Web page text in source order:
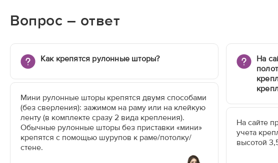
Вопрос – ответ
Как крепятся рулонные шторы?
Мини рулонные шторы крепятся двумя способами
(без сверления): зажимом на раму или на клейкую
ленту (в комплекте сразу 2 вида крепления).
Обычные рулонные шторы без приставки «мини»
крепятся с помощью шурупов к раме/потолку/
стене.
На
На сайте
учета
высотой